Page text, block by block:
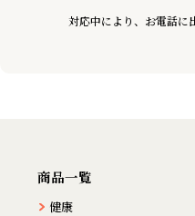
対応中により、お電話に
商品一覧
健康